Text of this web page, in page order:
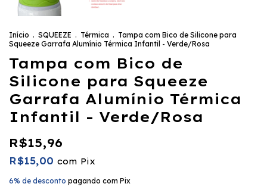
Início . SQUEEZE . Térmica . Tampa com Bico de Silicone para
Squeeze Garrafa Alumínio Térmica Infantil - Verde/Rosa
Tampa com Bico de
Silicone para Squeeze
Garrafa Alumínio Térmica
Infantil - Verde/Rosa
R$15,96
R$15,00 com Pix
6% de desconto pagando com Pix